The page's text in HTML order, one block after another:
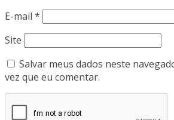
E-mail *
Site
Salvar meus dados neste
vez que eu comentar.